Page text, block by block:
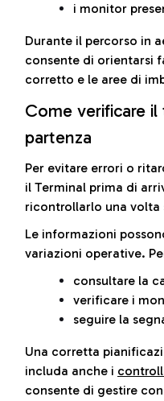
i monitor
Durante il percorso in
consente di orientarsi
corretto e le aree di
Come verificare
partenza
Per evitare errori o
il Terminal prima di
ricontrollarlo una volta
Le informazioni
variazioni operative.
consultare la
verificare i
seguire la
Una corretta
includa anche i
consente di gestire